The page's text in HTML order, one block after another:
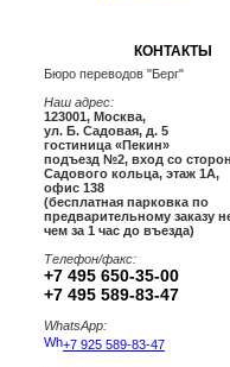
КОНТАКТЫ
Бюро переводов "Берг"
Наш адрес:
123001, Москва,
ул. Б. Садовая, д. 5
гостиница «Пекин»
подъезд №2, вход со
Садового кольца, этаж 1А,
офис 138
(бесплатная парковка по
предварительному заказу
чем за 1 час до въезда)
Телефон/факс:
+7 495 650-35-00
+7 495 589-83-47
WhatsApp:
+7 925 589-83-47